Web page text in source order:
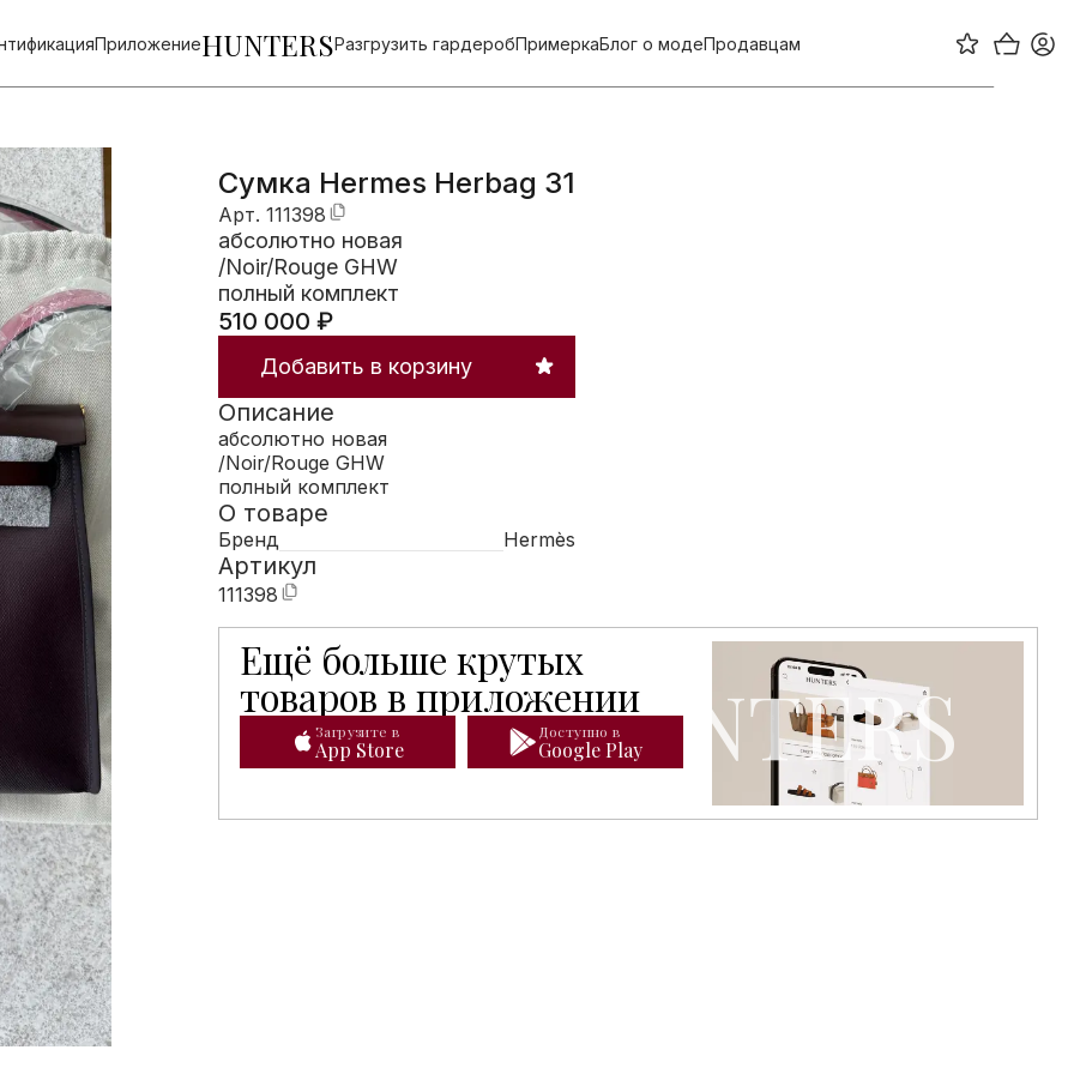
ПриложениеHUNTERSРазгрузить гардеробПримеркаБлог о модеПродавцам
Сумка Hermes Herbag 31
Арт. 111398
абсолютно новая
/Noir/Rouge GHW
полный комплект
510 000 ₽
Добавить в корзину
Описание
абсолютно новая
/Noir/Rouge GHW
полный комплект
О товаре
Бренд Hermès
Артикул
111398
Ещё больше крутых
товаров в приложении
Мобильное приложение Hunters открывает доступ к расширенному каталогу
Загрузите в
App Store
Доступно в
Google Play